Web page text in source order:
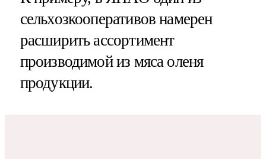
сельхозкооперативов намерен
расширить ассортимент
производимой из мяса оленя
продукции.